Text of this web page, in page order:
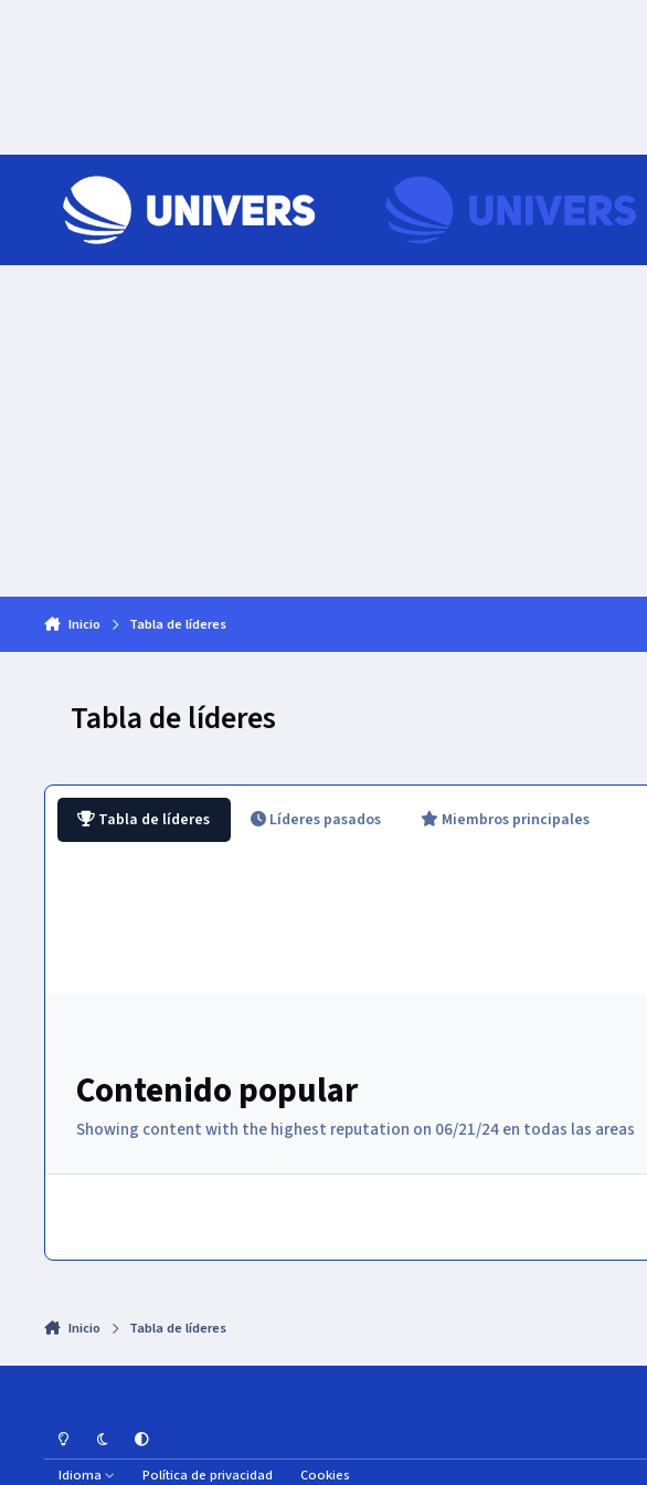
Inicio Tabla de líderes
Tabla de líderes
Tabla de líderes Líderes pasados Miembros principales
Contenido popular
Showing content with the highest reputation on 06/21/24 en todas las areas
Inicio Tabla de líderes
Light ModeDark ModeSystem Preference
Idioma Política de privacidad Cookies